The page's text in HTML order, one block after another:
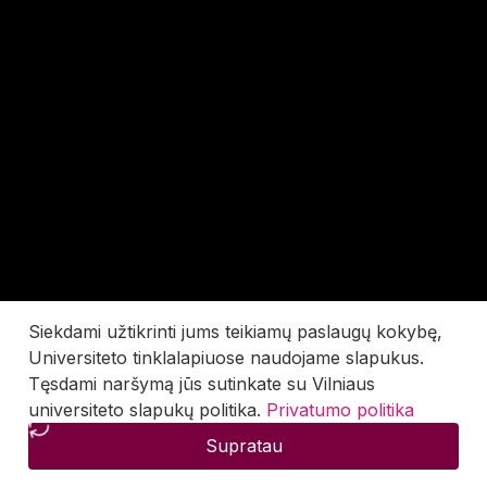
Siekdami užtikrinti jums teikiamų paslaugų kokybę,
Universiteto tinklalapiuose naudojame slapukus.
Tęsdami naršymą jūs sutinkate su Vilniaus
universiteto slapukų politika. Privatumo politika
Supratau